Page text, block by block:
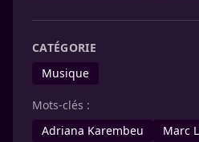
CATÉGORIE
Musique
Mots-clés :
Adriana Karembeu
Marc